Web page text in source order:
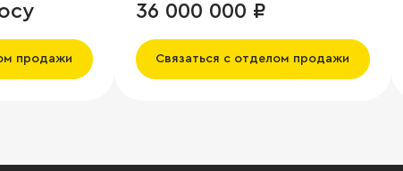
продажи
36 000 000 ₽
Связаться с отделом продажи